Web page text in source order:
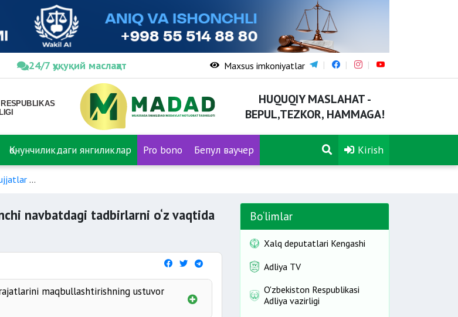
24/7 ҳуқуқий маслаҳат Maxsus imkoniyatlar
HUQUQIY MASLAHAT -
BEPUL,TEZKOR, HAMMAGA!
Қонунчиликдаги янгиликлар Pro bono Бепул ваучер Kirish
navbatdagi tadbirlarni o‘z vaqtida
maqbullashtirishning ustuvor
Bo‘limlar
Xalq deputatlari Kengashi
Adliya TV
O'zbekiston Respublikasi
Adliya vazirligi